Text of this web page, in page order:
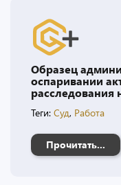
Образец
оспаривании
расследования
Теги: Суд, Работа
Прочитать...